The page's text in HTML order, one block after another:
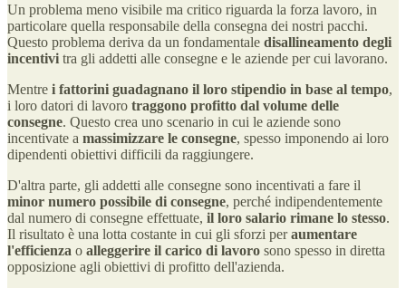
Un problema meno visibile ma critico riguarda la forza lavoro, in
particolare quella responsabile della consegna dei nostri pacchi.
Questo problema deriva da un fondamentale disallineamento degli
incentivi tra gli addetti alle consegne e le aziende per cui lavorano.
Mentre i fattorini guadagnano il loro stipendio in base al tempo,
i loro datori di lavoro traggono profitto dal volume delle
consegne. Questo crea uno scenario in cui le aziende sono
incentivate a massimizzare le consegne, spesso imponendo ai loro
dipendenti obiettivi difficili da raggiungere.
D'altra parte, gli addetti alle consegne sono incentivati a fare il
minor numero possibile di consegne, perché indipendentemente
dal numero di consegne effettuate, il loro salario rimane lo stesso.
Il risultato è una lotta costante in cui gli sforzi peraumentare
l'efficienza o alleggerire il carico di lavoro sono spesso in diretta
opposizione agli obiettivi di profitto dell'azienda.